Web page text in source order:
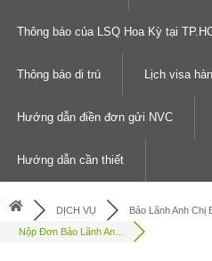
Thông báo của LSQ Hoa Kỳ tại
Thông báo di trú Lịch visa
Hướng dẫn điền đơn gửi NVC
Hướng dẫn cần thiết
DỊCH VỤ
Bảo Lãnh Anh Chị
Nộp Đơn Bảo Lãnh An...